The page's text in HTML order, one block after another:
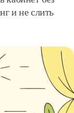
и не слить